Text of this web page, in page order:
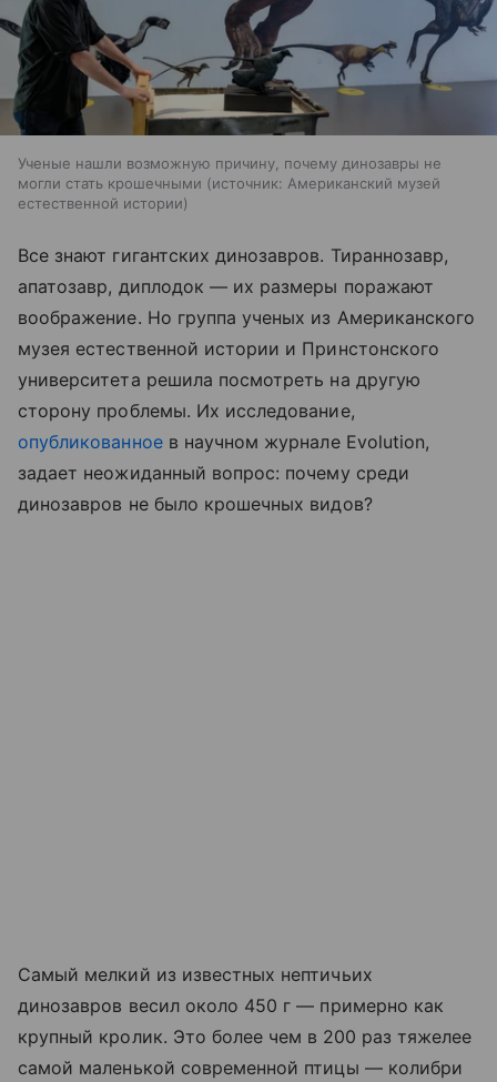
Ученые нашли возможную причину, почему динозавры не
могли стать крошечными
источник: Американский музей
естественной истории
Все знают гигантских динозавров. Тираннозавр,
апатозавр, диплодок — их размеры поражают
воображение. Но группа ученых из Американского
музея естественной истории и Принстонского
университета решила посмотреть на другую
сторону проблемы. Их исследование,
опубликованноев научном журнале Evolution,
задает неожиданный вопрос: почему среди
динозавров не было крошечных видов?
Самый мелкий из известных нептичьих
динозавров весил около 450 г — примерно как
крупный кролик. Это более чем в 200 раз тяжелее
самой маленькой современной птицы — колибри